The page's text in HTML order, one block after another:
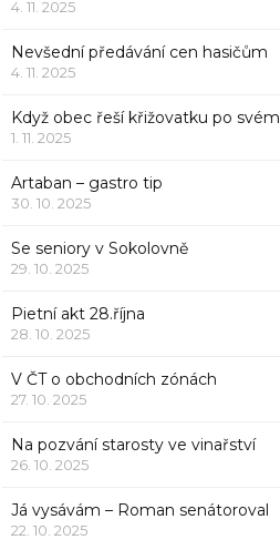
4. 11. 2025
Nevšední předávání cen hasičům
4. 11. 2025
Když obec řeší křižovatku po svém
1. 11. 2025
Artaban – gastro tip
30. 10. 2025
Se seniory v Sokolovně
29. 10. 2025
Pietní akt 28.října
28. 10. 2025
V ČT o obchodních zónách
27. 10. 2025
Na pozvání starosty ve vinařství
26. 10. 2025
Já vysávám – Roman senátoroval
22. 10. 2025